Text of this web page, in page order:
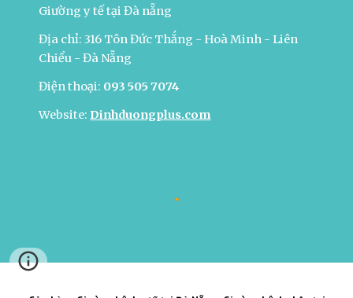
Giường y tế tại Đà nẵng
Địa chỉ: 316 Tôn Đức Thắng - Hoà Minh - Liên
Chiểu - Đà Nẵng
Điện thoại: 093 505 7074
Website:Dinhduongplus.com